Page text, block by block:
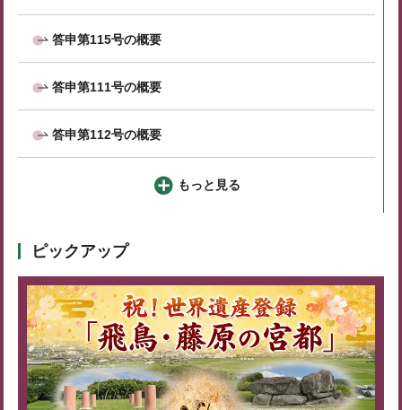
答申第115号の概要
答申第111号の概要
答申第112号の概要
もっと見る
ピックアップ